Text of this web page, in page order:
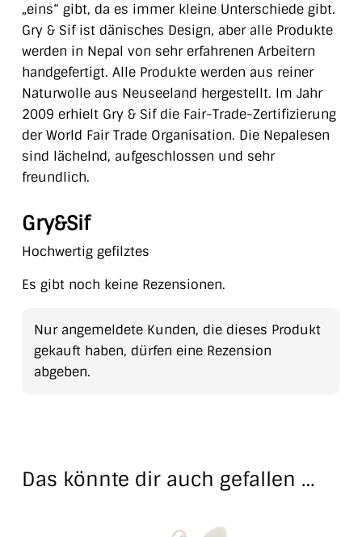
„eins“ gibt, da es immer kleine Unterschiede gibt.
Gry & Sif ist dänisches Design, aber alle Produkte
werden in Nepal von sehr erfahrenen Arbeitern
handgefertigt. Alle Produkte werden aus reiner
Naturwolle aus Neuseeland hergestellt. Im Jahr
2009 erhielt Gry & Sif die Fair-Trade-Zertifizierung
der World Fair Trade Organisation. Die Nepalesen
sind lächelnd, aufgeschlossen und sehr
freundlich.
Gry&Sif
Hochwertig gefilztes
Es gibt noch keine Rezensionen.
Nur angemeldete Kunden, die dieses Produkt
gekauft haben, dürfen eine Rezension
abgeben.
Das könnte dir auch gefallen …